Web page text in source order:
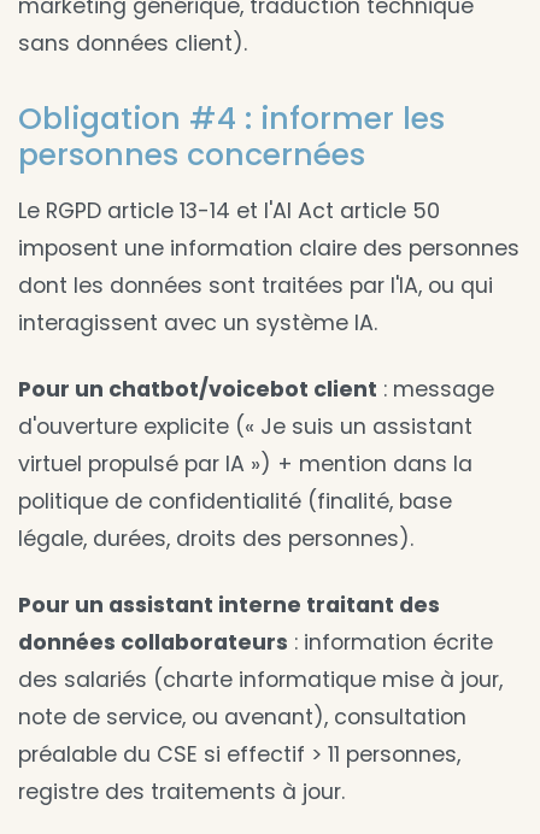
marketing générique, traduction technique
sans données client).
Obligation #4 : informer les
personnes concernées
Le RGPD article 13-14 et l'AI Act article 50
imposent une information claire des personnes
dont les données sont traitées par l'IA, ou qui
interagissent avec un système IA.
Pour un chatbot/voicebot client : message
d'ouverture explicite (« Je suis un assistant
virtuel propulsé par IA ») + mention dans la
politique de confidentialité (finalité, base
légale, durées, droits des personnes).
Pour un assistant interne traitant des
données collaborateurs : information écrite
des salariés (charte informatique mise à jour,
note de service, ou avenant), consultation
préalable du CSE si effectif > 11 personnes,
registre des traitements à jour.